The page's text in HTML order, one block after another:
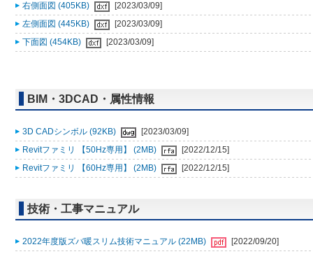
右側面図 (405KB)
[2023/03/09]
左側面図 (445KB)
[2023/03/09]
下面図 (454KB)
[2023/03/09]
BIM・3DCAD・属性情報
3D CADシンボル (92KB)
[2023/03/09]
Revitファミリ 【50Hz専用】 (2MB)
[2022/12/15]
Revitファミリ 【60Hz専用】 (2MB)
[2022/12/15]
技術・工事マニュアル
2022年度版ズバ暖スリム技術マニュアル (22MB) [2022/09/20]